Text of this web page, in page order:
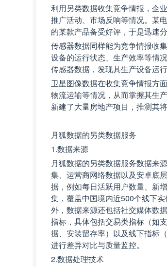
利用另类数据收集竞争情报，企
推广活动、市场反响等情况。某
的某款产品备受好评，于是迅速
传感器数据同样能为竞争情报收
设备的运行状态、生产效率等情
传感器数据，发现其生产设备运
卫星图像数据在收集竞争情报方
物流运输等情况，从而掌握其生
新建了大量房地产项目，推测其
月狐数据的另类数据服务
1.数据来源
月狐数据的另类数据服务数据来
集、运营商网络数据以及安卓底
据，例如每日活跃用户数量、新
集，覆盖中国境内近500个线下
外，数据来源还包括社交媒体数
指标，具体包括交易类指标（如
据、安装留存率）以及线下指标
进行差异对比与质量监控。
2.数据处理技术